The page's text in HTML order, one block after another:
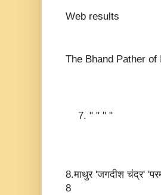
Web results
The Bhand Pather
" " " "
8.माथुर 'जगदीश चंद्र'
8